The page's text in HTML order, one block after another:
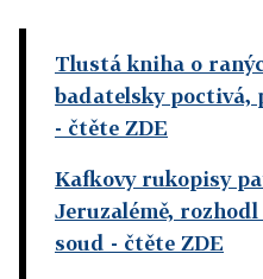
Tlustá kniha o
badatelsky
- čtěte ZDE
Kafkovy rukopisy
Jeruzalémě,
soud - čtěte ZDE